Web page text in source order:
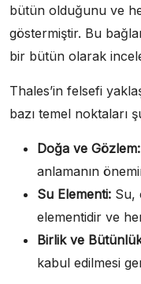
bütün olduğunu ve
göstermiştir. Bu
bir bütün olarak
Thales’in felsefi
bazı temel noktaları
Doğa ve Gözlem:
anlamanın
Su Elementi: Su,
elementidir ve
Birlik ve
kabul edilmesi